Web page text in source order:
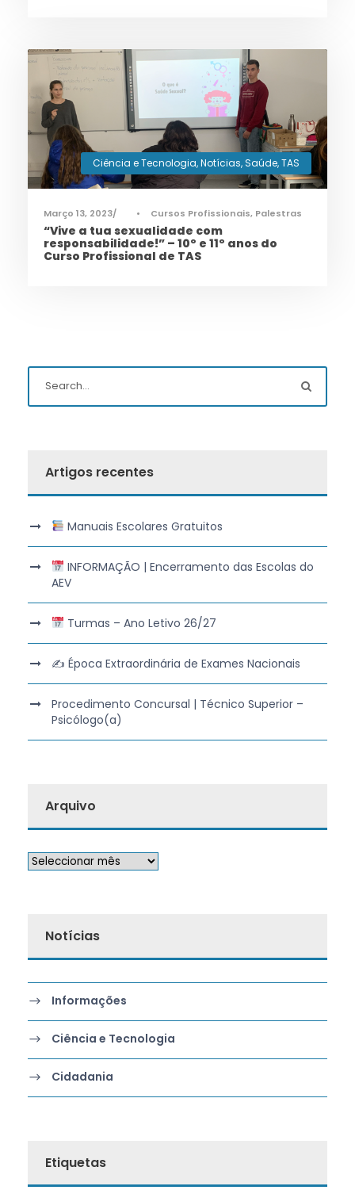
Ciência e Tecnologia,Notícias,Saúde,TAS
Março 13, 2023 • Cursos Profissionais, Palestras
“Vive a tua sexualidade com
responsabilidade!” – 10º e 11º anos do
Curso Profissional de TAS
Artigos recentes
Manuais Escolares Gratuitos
INFORMAÇÃO | Encerramento das Escolas do
AEV
Turmas – Ano Letivo 26/27
✍️ Época Extraordinária de Exames Nacionais
Procedimento Concursal | Técnico Superior –
Psicólogo(a)
Arquivo
Notícias
Informações
Ciência e Tecnologia
Cidadania
Etiquetas